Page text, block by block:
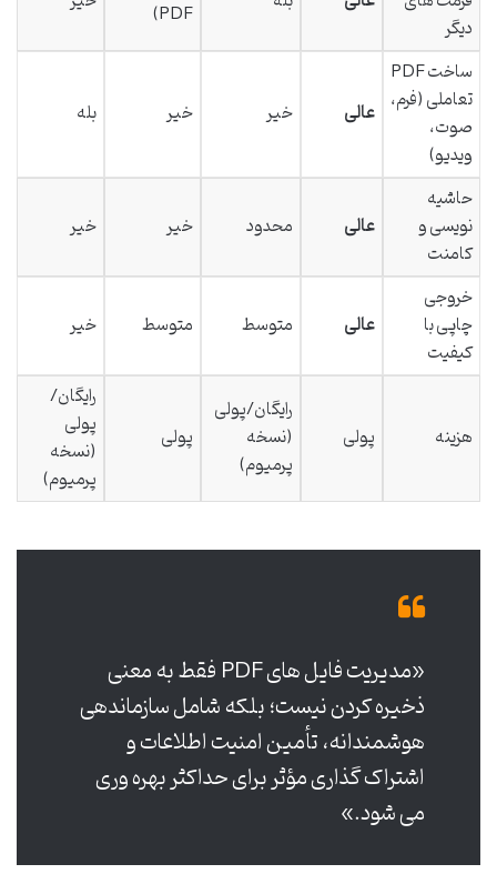
دیگر PDF)
ساخت PDF
تعاملی (فرم،
صوت،
ویدیو)
عالی خیر خیر بله
حاشیه
نویسی و
کامنت
عالی محدود خیر
خیر
خروجی
چاپی با
کیفیت
عالی متوسط متوسط خیر
هزینه پولی
رایگان/پولی
(نسخه
پرمیوم)
پولی
رایگان/
پولی
(نسخه
پرمیوم)
«مدیریت فایل های PDF فقط به معنی
ذخیره کردن نیست؛ بلکه شامل سازماندهی
هوشمندانه، تأمین امنیت اطلاعات و
اشتراک گذاری مؤثر برای حداکثر بهره وری
می شود.»